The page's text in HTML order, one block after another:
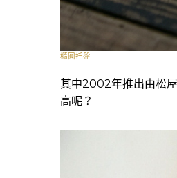
橢圓托盤
其中2002年推出由松
高呢？